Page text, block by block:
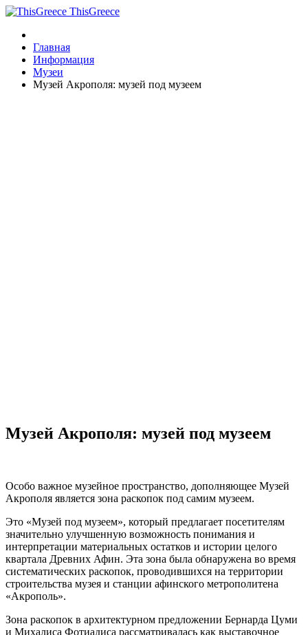
ThisGreece
Главная
Информация
Музеи
Музей Акрополя: музей под музеем
Музей Акрополя: музей под музеем
Особо важное музейное пространство, дополняющее Музей
Акрополя является зона раскопок под самим музеем.
Это «Музей под музеем», который предлагает посетителям
значительно улучшенную возможность понимания и
интерпретации материальных остатков и истории целого
квартала Древних Афин. Эта зона была обнаружена во время
систематических раскопок, проводившихся на территории
строительства музея и станции афинского метрополитена
«Акрополь».
Зона раскопок в архитектурном предложении Бернарда Цуми
и Михалиса Фотиадиса рассматривалась как выставочное